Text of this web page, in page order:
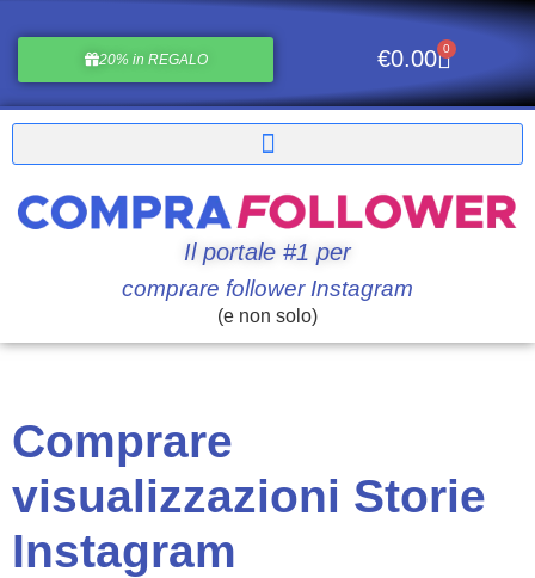
20% in REGALO €0.00 0
Il portale #1 per
comprare follower Instagram
(e non solo)
Comprare
visualizzazioni Storie
Instagram